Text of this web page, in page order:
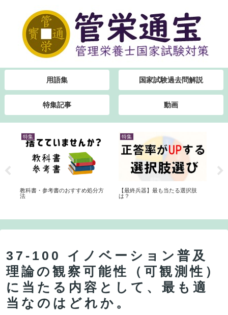
用語集 国家試験過去問解説
特集記事 動画
特集
教科書・参考書のおすすめ処分方
法
特集
【最終兵器】最も当たる選択肢
は？
37-100 イノベーション普及
理論の観察可能性（可観測性）
に当たる内容として、最も適
当なのはどれか。